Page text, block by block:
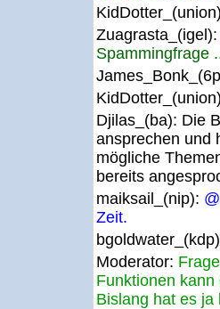
Zuagrasta_(igel):
Spammingfrage
Djilas_(ba): Die
ansprechen und
mögliche
bereits
maiksail_(nip):
Zeit.
Moderator:
Funktionen
Bislang hat es ja